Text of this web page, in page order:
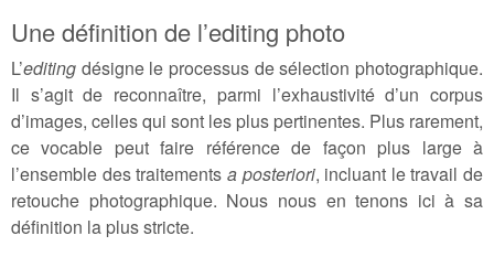
Une définition de l’editing photo
L’editing désigne le processus de sélection photographique.
Il s’agit de reconnaître, parmi l’exhaustivité d’un corpus
d’images, celles qui sont les plus pertinentes. Plus rarement,
ce vocable peut faire référence de façon plus large à
l’ensemble des traitements a posteriori, incluant le travail de
retouche photographique. Nous nous en tenons ici à sa
définition la plus stricte.